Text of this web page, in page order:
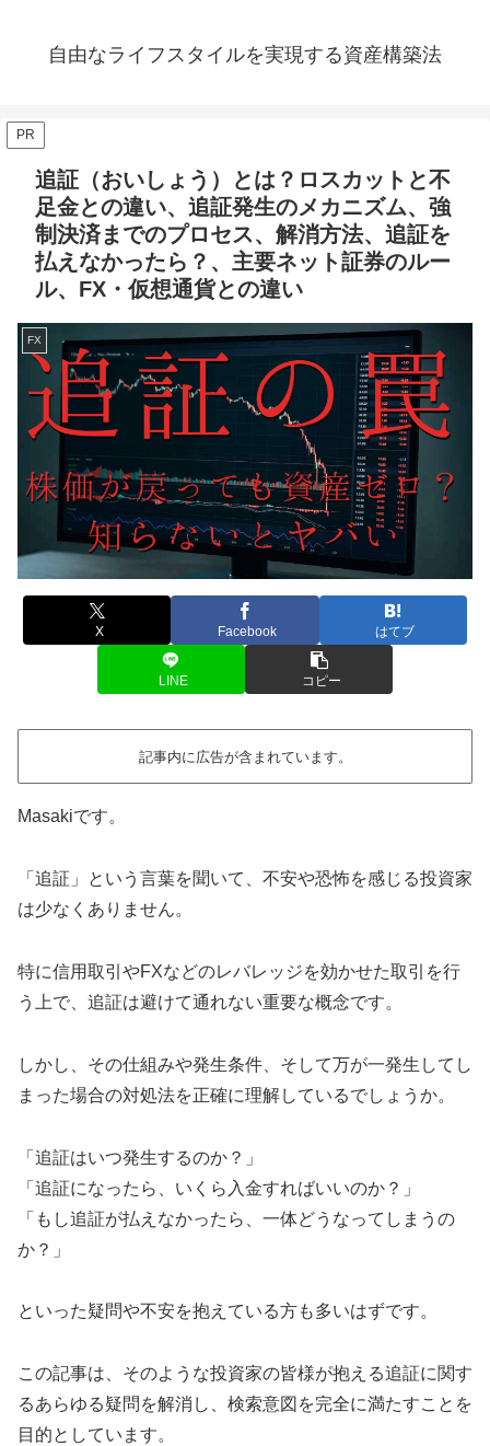
自由なライフスタイルを実現する資産構築法
PR
追証（おいしょう）とは？ロスカットと不
足金との違い、追証発生のメカニズム、強
制決済までのプロセス、解消方法、追証を
払えなかったら？、主要ネット証券のルー
ル、FX・仮想通貨との違い
FX
X Facebook はてブ
LINE コピー
記事内に広告が含まれています。
Masakiです。
「追証」という言葉を聞いて、不安や恐怖を感じる投資家
は少なくありません。
特に信用取引やFXなどのレバレッジを効かせた取引を行
う上で、追証は避けて通れない重要な概念です。
しかし、その仕組みや発生条件、そして万が一発生してし
まった場合の対処法を正確に理解しているでしょうか。
「追証はいつ発生するのか？」
「追証になったら、いくら入金すればいいのか？」
「もし追証が払えなかったら、一体どうなってしまうの
か？」
といった疑問や不安を抱えている方も多いはずです。
この記事は、そのような投資家の皆様が抱える追証に関す
るあらゆる疑問を解消し、検索意図を完全に満たすことを
目的としています。